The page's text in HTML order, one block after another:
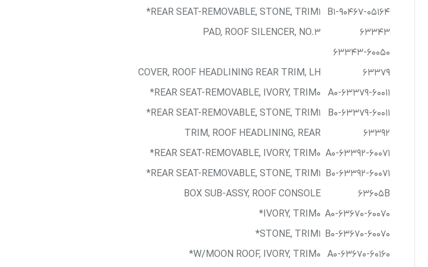
90467-05164-B1
REAR SEAT-REMOVABLE, STONE, TRIM1*
63343
PAD, ROOF SILENCER, NO.3
63343-60050
63379
COVER, ROOF HEADLINING REAR TRIM, LH
63379-60011-A0
REAR SEAT-REMOVABLE, IVORY, TRIM0*
63379-60011-B0
REAR SEAT-REMOVABLE, STONE, TRIM1*
63392
TRIM, ROOF HEADLINING, REAR
63392-60071-A0
REAR SEAT-REMOVABLE, IVORY, TRIM0*
63392-60071-B0
REAR SEAT-REMOVABLE, STONE, TRIM1*
63605B
BOX SUB-ASSY, ROOF CONSOLE
63670-60070-A0
IVORY, TRIM0*
63670-60070-B0
STONE, TRIM1*
63670-60160-A0
W/MOON ROOF, IVORY, TRIM0*